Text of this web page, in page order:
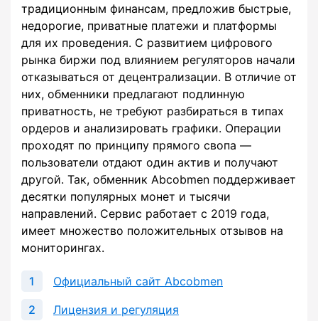
традиционным финансам, предложив быстрые,
недорогие, приватные платежи и платформы
для их проведения. С развитием цифрового
рынка биржи под влиянием регуляторов начали
отказываться от децентрализации. В отличие от
них, обменники предлагают подлинную
приватность, не требуют разбираться в типах
ордеров и анализировать графики. Операции
проходят по принципу прямого свопа —
пользователи отдают один актив и получают
другой. Так, обменник Abcobmen поддерживает
десятки популярных монет и тысячи
направлений. Сервис работает с 2019 года,
имеет множество положительных отзывов на
мониторингах.
Официальный сайт Abcobmen
Лицензия и регуляция